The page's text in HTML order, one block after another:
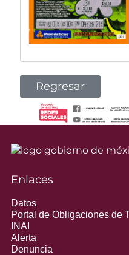
Regresar
Enlaces
Datos
Portal de Obligaciones de
INAI
Alerta
Denuncia